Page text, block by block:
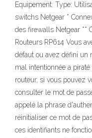
Equipement: Type:
switchs Netgear *
des firewalls Netgear **
Routeurs RP614 Vous
défaut ou avez défini un
mal intentionnée a
routeur, si vous pouvez
consulter le mot de
appelé la phrase
réinitialiser ce mot de
ces identifiants ne